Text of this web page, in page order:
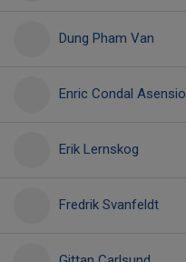
Dung Pham Van
Enric Condal Asensio
Erik Lernskog
Fredrik Svanfeldt